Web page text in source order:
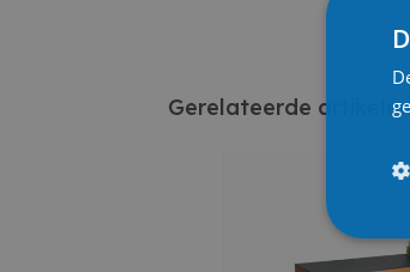
Gerelateerde artikelen